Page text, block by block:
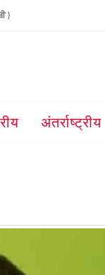
)
अंतर्राष्ट्रीय